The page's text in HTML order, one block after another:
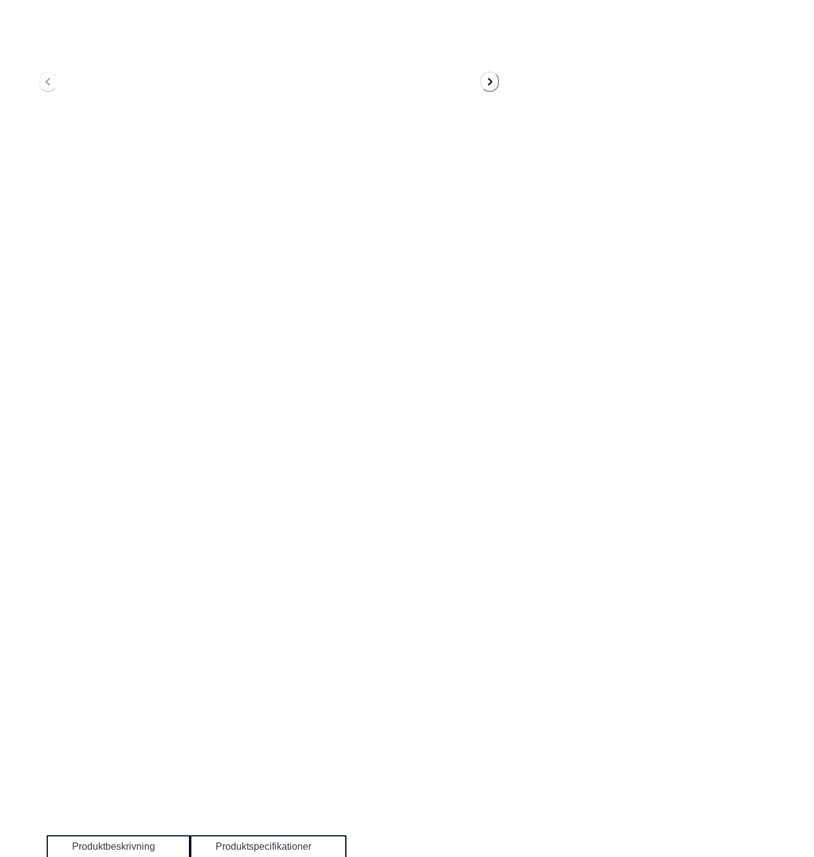
Produktbeskrivning Produktspecifikationer